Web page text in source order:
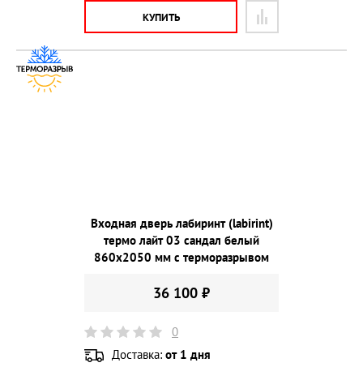
КУПИТЬ
Входная дверь лабиринт (labirint)
термо лайт 03 сандал белый
860х2050 мм с терморазрывом
36 100 ₽
0
Доставка: от 1 дня